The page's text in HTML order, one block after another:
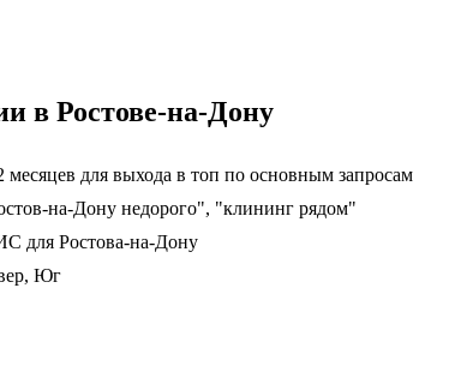
в Ростове-на-Дону
для выхода в топ по основным запросам
на-Дону недорого", "клининг рядом"
для Ростова-на-Дону
Юг